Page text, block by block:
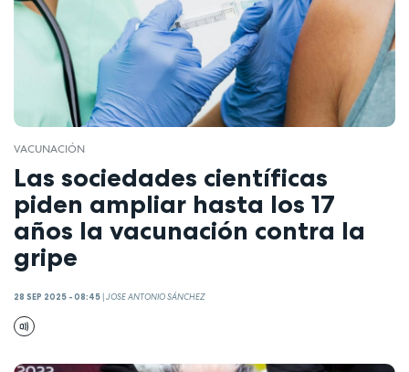
VACUNACIÓN
Las sociedades científicas
piden ampliar hasta los 17
años la vacunación contra la
gripe
28 SEP 2025 - 08:45 JOSE ANTONIO SÁNCHEZ